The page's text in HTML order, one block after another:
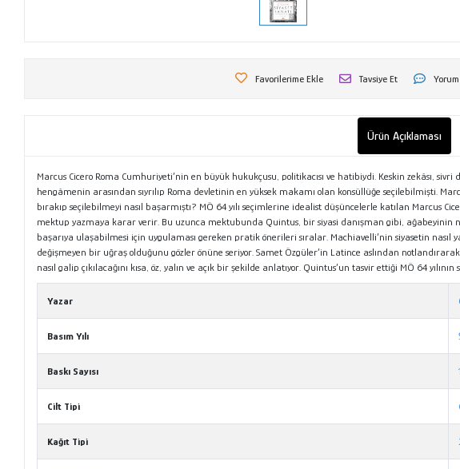
Favorilerime Ekle Tavsiye Et
Ürün Açıklaması
Marcus Cicero Roma Cumhuriyeti’nin en büyük hukukçusu, politikacısı ve hatibiydi. Keskin zekâsı,
hengâmenin arasından sıyrılıp Roma devletinin en yüksek makamı olan konsüllüğe seçilebilmişti.
bırakıp seçilebilmeyi nasıl başarmıştı? MÖ 64 yılı seçimlerine idealist düşüncelerle katılan Marcus
mektup yazmaya karar verir. Bu uzunca mektubunda Quintus, bir siyasi danışman gibi, ağabeyinin
başarıya ulaşabilmesi için uygulaması gereken pratik önerileri sıralar. Machiavelli’nin siyasetin nasıl
değişmeyen bir uğraş olduğunu gözler önüne seriyor. Samet Özgüler’in Latince aslından
nasıl galip çıkılacağını kısa, öz, yalın ve açık bir şekilde anlatıyor. Quintus’un tasvir ettiği MÖ 64
Yazar
Basım Yılı
Baskı Sayısı
Cilt Tipi
Kağıt Tipi